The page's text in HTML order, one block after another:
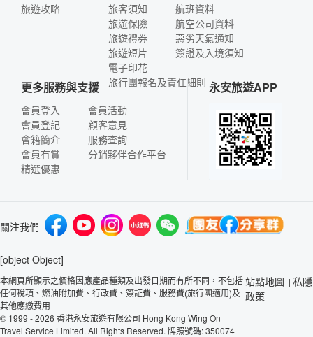
旅遊攻略
旅客須知
旅遊保險
旅遊禮券
旅遊短片
電子印花
航班資料
航空公司資料
惡劣天氣通知
簽證及入境須知
旅行團報名及責任細則
更多服務與支援
會員登入
會員登記
會籍簡介
會員有賞
精選優惠
會員活動
顧客意見
服務查詢
分銷夥伴合作平台
永安旅遊APP
關注我們
[object Object]
本網頁所顯示之價格因應產品種類及出發日期而有所不同，不包括
任何稅項、燃油附加費、行政費、簽証費、服務費(旅行團適用)及
其他應繳費用
© 1999 - 2026 香港永安旅遊有限公司 Hong Kong Wing On
Travel Service Limited. All Rights Reserved. 牌照號碼: 350074
站點地圖 | 私隱
政策